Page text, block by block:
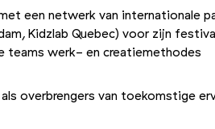
een netwerk van internationale
Kidzlab Quebec) voor zijn
teams werk- en creatiemethodes
overbrengers van toekomstige